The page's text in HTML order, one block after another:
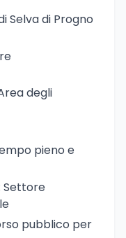
Selva di Progno
degli
pieno e
Settore
pubblico per